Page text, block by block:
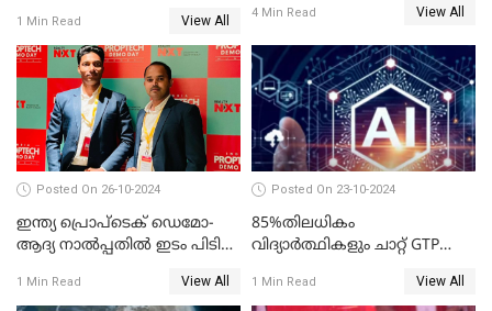
പേർ ടിയാൻഗോങിൽ
1 Min Read View All
4 Min Read View All
Posted On 26-10-2024
ഇന്ത്യ പ്രൊപ്ടെക് ഡെമോ-
ആദ്യ നാല്‍പ്പതില്‍ ഇടം പിടിച്ച്
തിത്തിത്താര
1 Min Read View All
Posted On 23-10-2024
85%തിലധികം
വിദ്യാര്‍ത്ഥികളും ചാറ്റ് GTP
ഉപയോഗിക്കുന്നതായി
1 Min Read View All